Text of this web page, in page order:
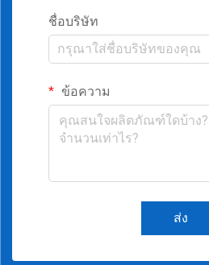
ชื่อบริษัท
ข้อความ
ส่ง